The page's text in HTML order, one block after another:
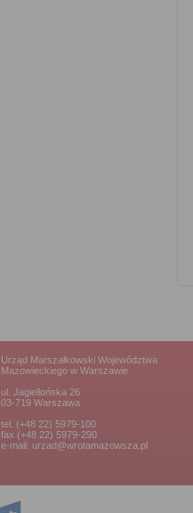
Urząd Marszałkowski Województwa
Mazowieckiego w Warszawie
ul. Jagiellońska 26
03-719 Warszawa
tel. (+48 22) 5979-100
fax (+48 22) 5979-290
e-mail: urzad@wrotamazowsza.pl